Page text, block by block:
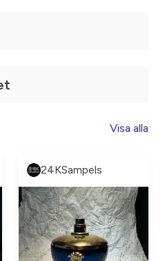
Visa alla
24KSampels